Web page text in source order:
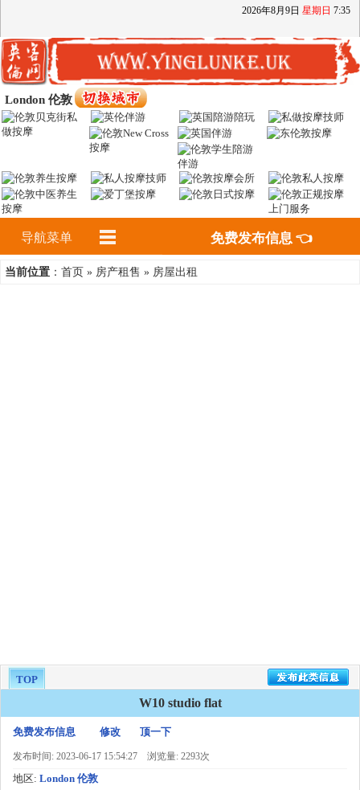
2026年8月 9日 星期日 7:35
London 伦敦
导航菜单 免费发布信息 👈
当前位置 ： 首页 » 房产租售 » 房屋出租
TOP
W10 studio flat
免费发布信息 修改 顶一下
发布时间: 2023-06-17 15:54:27 浏览量: 2293次
地区: London 伦敦